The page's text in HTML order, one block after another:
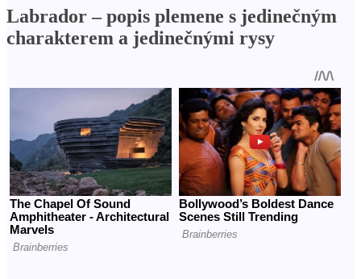
Labrador – popis plemene s jedinečným
charakterem a jedinečnými rysy